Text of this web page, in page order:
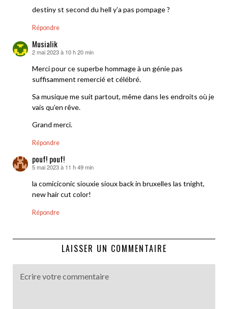
destiny st second du hell y’a pas pompage ?
Répondre
Musialik
dit :
2 mai 2023 à 10 h 20 min
Merci pour ce superbe hommage à un génie pas
suffisamment remercié et célébré.
Sa musique me suit partout, même dans les endroits où je
vais qu’en rêve.
Grand merci.
Répondre
pouf! pouf!
dit :
5 mai 2023 à 11 h 49 min
la comiciconic siouxie sioux back in bruxelles las tnight,
new hair cut color!
Répondre
LAISSER UN COMMENTAIRE